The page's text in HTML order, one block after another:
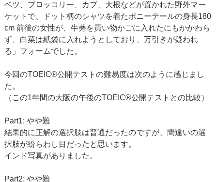
ベツ、ブロッコリー、カブ、大根などが置かれた野外マー
ケットで、ドット柄のシャツを着たポニーテールの身長180
cm 前後の女性が、牛蒡を買い物かごに入れたにもかかわら
ず、白菜は紙袋に入れようとしており、万引きが疑われ
る」フォームでした。
今回のTOEIC®公開テストの難易度は次のように感じまし
た。
（この1年間の大阪の午後のTOEIC®公開テストとの比較）
Part1: やや難
結果的に正解の選択肢は普通だったのですが、間違いの選
択肢が紛らわし目だったと思います。
インド写真がありました。
Part2: やや難